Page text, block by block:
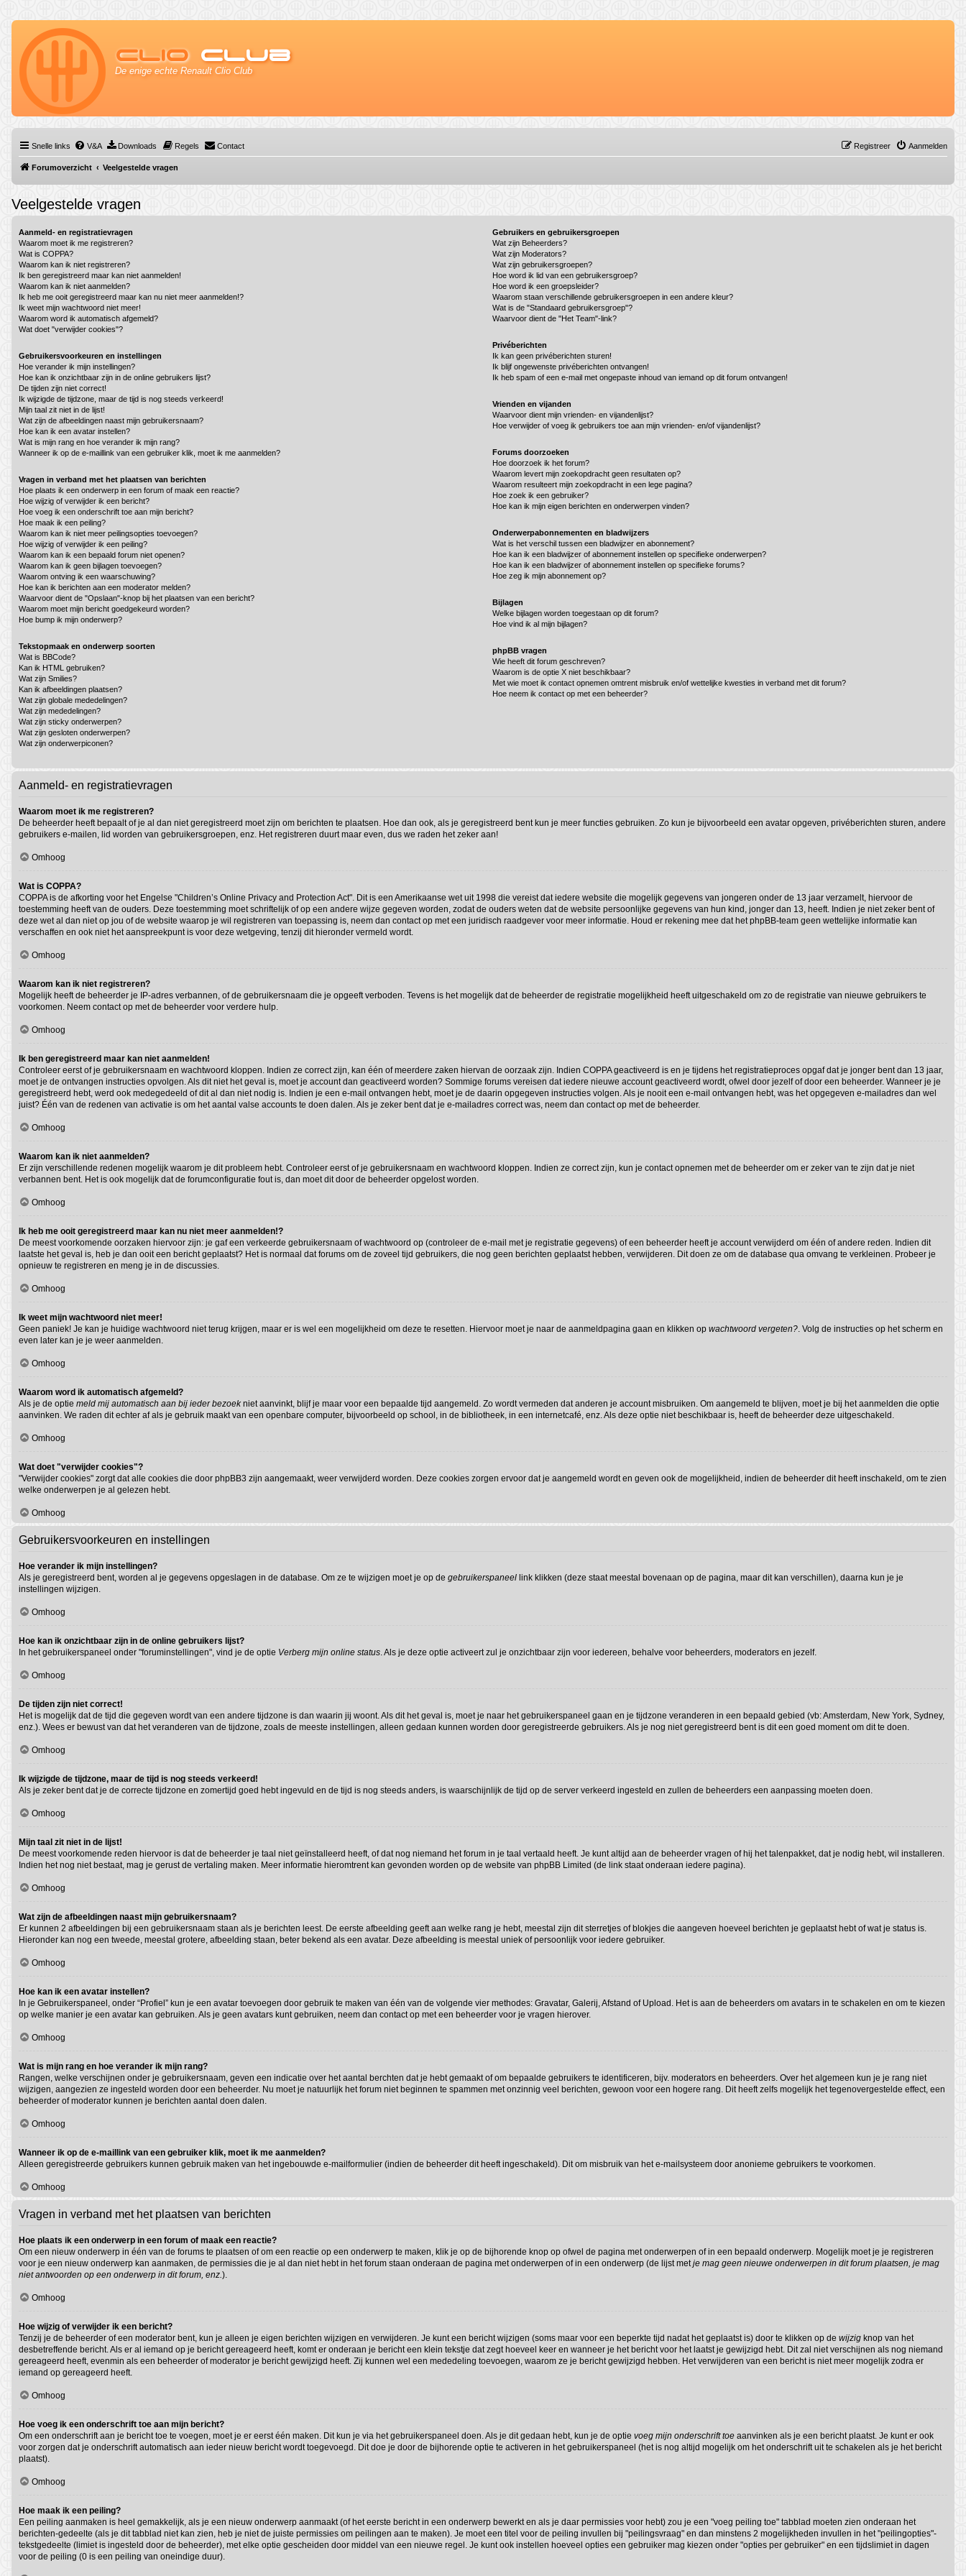
Clio Club
De enige echte Renault Clio Club
Snelle links V&A Downloads Regels Contact Aanmelden
Registreer
Forumoverzicht Veelgestelde vragen
Veelgestelde vragen
Aanmeld- en registratievragen
Waarom moet ik me registreren?
Wat is COPPA?
Waarom kan ik niet registreren?
Ik ben geregistreerd maar kan niet aanmelden!
Waarom kan ik niet aanmelden?
Ik heb me ooit geregistreerd maar kan nu niet meer aanmelden!?
Ik weet mijn wachtwoord niet meer!
Waarom word ik automatisch afgemeld?
Wat doet "verwijder cookies"?
Gebruikersvoorkeuren en instellingen
Hoe verander ik mijn instellingen?
Hoe kan ik onzichtbaar zijn in de online gebruikers lijst?
De tijden zijn niet correct!
Ik wijzigde de tijdzone, maar de tijd is nog steeds verkeerd!
Mijn taal zit niet in de lijst!
Wat zijn de afbeeldingen naast mijn gebruikersnaam?
Hoe kan ik een avatar instellen?
Wat is mijn rang en hoe verander ik mijn rang?
Wanneer ik op de e-maillink van een gebruiker klik, moet ik me aanmelden?
Vragen in verband met het plaatsen van berichten
Hoe plaats ik een onderwerp in een forum of maak een reactie?
Hoe wijzig of verwijder ik een bericht?
Hoe voeg ik een onderschrift toe aan mijn bericht?
Hoe maak ik een peiling?
Waarom kan ik niet meer peilingsopties toevoegen?
Hoe wijzig of verwijder ik een peiling?
Waarom kan ik een bepaald forum niet openen?
Waarom kan ik geen bijlagen toevoegen?
Waarom ontving ik een waarschuwing?
Hoe kan ik berichten aan een moderator melden?
Waarvoor dient de "Opslaan"-knop bij het plaatsen van een bericht?
Waarom moet mijn bericht goedgekeurd worden?
Hoe bump ik mijn onderwerp?
Tekstopmaak en onderwerp soorten
Wat is BBCode?
Kan ik HTML gebruiken?
Wat zijn Smilies?
Kan ik afbeeldingen plaatsen?
Wat zijn globale mededelingen?
Wat zijn mededelingen?
Wat zijn sticky onderwerpen?
Wat zijn gesloten onderwerpen?
Wat zijn onderwerpiconen?
Gebruikers en gebruikersgroepen
Wat zijn Beheerders?
Wat zijn Moderators?
Wat zijn gebruikersgroepen?
Hoe word ik lid van een gebruikersgroep?
Hoe word ik een groepsleider?
Waarom staan verschillende gebruikersgroepen in een andere kleur?
Wat is de "Standaard gebruikersgroep"?
Waarvoor dient de "Het Team"-link?
Privéberichten
Ik kan geen privéberichten sturen!
Ik blijf ongewenste privéberichten ontvangen!
Ik heb spam of een e-mail met ongepaste inhoud van iemand op dit forum ontvangen!
Vrienden en vijanden
Waarvoor dient mijn vrienden- en vijandenlijst?
Hoe verwijder of voeg ik gebruikers toe aan mijn vrienden- en/of vijandenlijst?
Forums doorzoeken
Hoe doorzoek ik het forum?
Waarom levert mijn zoekopdracht geen resultaten op?
Waarom resulteert mijn zoekopdracht in een lege pagina?
Hoe zoek ik een gebruiker?
Hoe kan ik mijn eigen berichten en onderwerpen vinden?
Onderwerpabonnementen en bladwijzers
Wat is het verschil tussen een bladwijzer en abonnement?
Hoe kan ik een bladwijzer of abonnement instellen op specifieke onderwerpen?
Hoe kan ik een bladwijzer of abonnement instellen op specifieke forums?
Hoe zeg ik mijn abonnement op?
Bijlagen
Welke bijlagen worden toegestaan op dit forum?
Hoe vind ik al mijn bijlagen?
phpBB vragen
Wie heeft dit forum geschreven?
Waarom is de optie X niet beschikbaar?
Met wie moet ik contact opnemen omtrent misbruik en/of wettelijke kwesties in verband met dit forum?
Hoe neem ik contact op met een beheerder?
Aanmeld- en registratievragen
Waarom moet ik me registreren?
De beheerder heeft bepaalt of je al dan niet geregistreerd moet zijn om berichten te plaatsen. Hoe dan ook, als je geregistreerd bent kun je meer functies gebruiken. Zo kun je bijvoorbeeld een avatar opgeven, privéberichten sturen, andere
gebruikers e-mailen, lid worden van gebruikersgroepen, enz. Het registreren duurt maar even, dus we raden het zeker aan!
Omhoog
Wat is COPPA?
COPPA is de afkorting voor het Engelse "Children’s Online Privacy and Protection Act". Dit is een Amerikaanse wet uit 1998 die vereist dat iedere website die mogelijk gegevens van jongeren onder de 13 jaar verzamelt, hiervoor de
toestemming heeft van de ouders. Deze toestemming moet schriftelijk of op een andere wijze gegeven worden, zodat de ouders weten dat de website persoonlijke gegevens van hun kind, jonger dan 13, heeft. Indien je niet zeker bent of
deze wet al dan niet op jou of de website waarop je wil registreren van toepassing is, neem dan contact op met een juridisch raadgever voor meer informatie. Houd er rekening mee dat het phpBB-team geen wettelijke informatie kan
verschaffen en ook niet het aanspreekpunt is voor deze wetgeving, tenzij dit hieronder vermeld wordt.
Omhoog
Waarom kan ik niet registreren?
Mogelijk heeft de beheerder je IP-adres verbannen, of de gebruikersnaam die je opgeeft verboden. Tevens is het mogelijk dat de beheerder de registratie mogelijkheid heeft uitgeschakeld om zo de registratie van nieuwe gebruikers te
voorkomen. Neem contact op met de beheerder voor verdere hulp.
Omhoog
Ik ben geregistreerd maar kan niet aanmelden!
Controleer eerst of je gebruikersnaam en wachtwoord kloppen. Indien ze correct zijn, kan één of meerdere zaken hiervan de oorzaak zijn. Indien COPPA geactiveerd is en je tijdens het registratieproces opgaf dat je jonger bent dan 13 jaar,
moet je de ontvangen instructies opvolgen. Als dit niet het geval is, moet je account dan geactiveerd worden? Sommige forums vereisen dat iedere nieuwe account geactiveerd wordt, ofwel door jezelf of door een beheerder. Wanneer je je
geregistreerd hebt, werd ook medegedeeld of dit al dan niet nodig is. Indien je een e-mail ontvangen hebt, moet je de daarin opgegeven instructies volgen. Als je nooit een e-mail ontvangen hebt, was het opgegeven e-mailadres dan wel
juist? Één van de redenen van activatie is om het aantal valse accounts te doen dalen. Als je zeker bent dat je e-mailadres correct was, neem dan contact op met de beheerder.
Omhoog
Waarom kan ik niet aanmelden?
Er zijn verschillende redenen mogelijk waarom je dit probleem hebt. Controleer eerst of je gebruikersnaam en wachtwoord kloppen. Indien ze correct zijn, kun je contact opnemen met de beheerder om er zeker van te zijn dat je niet
verbannen bent. Het is ook mogelijk dat de forumconfiguratie fout is, dan moet dit door de beheerder opgelost worden.
Omhoog
Ik heb me ooit geregistreerd maar kan nu niet meer aanmelden!?
De meest voorkomende oorzaken hiervoor zijn: je gaf een verkeerde gebruikersnaam of wachtwoord op (controleer de e-mail met je registratie gegevens) of een beheerder heeft je account verwijderd om één of andere reden. Indien dit
laatste het geval is, heb je dan ooit een bericht geplaatst? Het is normaal dat forums om de zoveel tijd gebruikers, die nog geen berichten geplaatst hebben, verwijderen. Dit doen ze om de database qua omvang te verkleinen. Probeer je
opnieuw te registreren en meng je in de discussies.
Omhoog
Ik weet mijn wachtwoord niet meer!
Geen paniek! Je kan je huidige wachtwoord niet terug krijgen, maar er is wel een mogelijkheid om deze te resetten. Hiervoor moet je naar de aanmeldpagina gaan en klikken op wachtwoord vergeten?. Volg de instructies op het scherm en
even later kan je je weer aanmelden.
Omhoog
Waarom word ik automatisch afgemeld?
Als je de optie meld mij automatisch aan bij ieder bezoekniet aanvinkt, blijf je maar voor een bepaalde tijd aangemeld. Zo wordt vermeden dat anderen je account misbruiken. Om aangemeld te blijven, moet je bij het aanmelden die optie
aanvinken. We raden dit echter af als je gebruik maakt van een openbare computer, bijvoorbeeld op school, in de bibliotheek, in een internetcafé, enz. Als deze optie niet beschikbaar is, heeft de beheerder deze uitgeschakeld.
Omhoog
Wat doet "verwijder cookies"?
"Verwijder cookies" zorgt dat alle cookies die door phpBB3 zijn aangemaakt, weer verwijderd worden. Deze cookies zorgen ervoor dat je aangemeld wordt en geven ook de mogelijkheid, indien de beheerder dit heeft inschakeld, om te zien
welke onderwerpen je al gelezen hebt.
Omhoog
Gebruikersvoorkeuren en instellingen
Hoe verander ik mijn instellingen?
Als je geregistreerd bent, worden al je gegevens opgeslagen in de database. Om ze te wijzigen moet je op de gebruikerspaneel link klikken (deze staat meestal bovenaan op de pagina, maar dit kan verschillen), daarna kun je je
instellingen wijzigen.
Omhoog
Hoe kan ik onzichtbaar zijn in de online gebruikers lijst?
In het gebruikerspaneel onder "foruminstellingen", vind je de optie Verberg mijn online status. Als je deze optie activeert zul je onzichtbaar zijn voor iedereen, behalve voor beheerders, moderators en jezelf.
Omhoog
De tijden zijn niet correct!
Het is mogelijk dat de tijd die gegeven wordt van een andere tijdzone is dan waarin jij woont. Als dit het geval is, moet je naar het gebruikerspaneel gaan en je tijdzone veranderen in een bepaald gebied (vb: Amsterdam, New York, Sydney,
enz.). Wees er bewust van dat het veranderen van de tijdzone, zoals de meeste instellingen, alleen gedaan kunnen worden door geregistreerde gebruikers. Als je nog niet geregistreerd bent is dit een goed moment om dit te doen.
Omhoog
Ik wijzigde de tijdzone, maar de tijd is nog steeds verkeerd!
Als je zeker bent dat je de correcte tijdzone en zomertijd goed hebt ingevuld en de tijd is nog steeds anders, is waarschijnlijk de tijd op de server verkeerd ingesteld en zullen de beheerders een aanpassing moeten doen.
Omhoog
Mijn taal zit niet in de lijst!
De meest voorkomende reden hiervoor is dat de beheerder je taal niet geïnstalleerd heeft, of dat nog niemand het forum in je taal vertaald heeft. Je kunt altijd aan de beheerder vragen of hij het talenpakket, dat je nodig hebt, wil installeren.
Indien het nog niet bestaat, mag je gerust de vertaling maken. Meer informatie hieromtrent kan gevonden worden op de website van phpBB Limited (de link staat onderaan iedere pagina).
Omhoog
Wat zijn de afbeeldingen naast mijn gebruikersnaam?
Er kunnen 2 afbeeldingen bij een gebruikersnaam staan als je berichten leest. De eerste afbeelding geeft aan welke rang je hebt, meestal zijn dit sterretjes of blokjes die aangeven hoeveel berichten je geplaatst hebt of wat je status is.
Hieronder kan nog een tweede, meestal grotere, afbeelding staan, beter bekend als een avatar. Deze afbeelding is meestal uniek of persoonlijk voor iedere gebruiker.
Omhoog
Hoe kan ik een avatar instellen?
In je Gebruikerspaneel, onder “Profiel” kun je een avatar toevoegen door gebruik te maken van één van de volgende vier methodes: Gravatar, Galerij, Afstand of Upload. Het is aan de beheerders om avatars in te schakelen en om te kiezen
op welke manier je een avatar kan gebruiken. Als je geen avatars kunt gebruiken, neem dan contact op met een beheerder voor je vragen hierover.
Omhoog
Wat is mijn rang en hoe verander ik mijn rang?
Rangen, welke verschijnen onder je gebruikersnaam, geven een indicatie over het aantal berchten dat je hebt gemaakt of om bepaalde gebruikers te identificeren, bijv. moderators en beheerders. Over het algemeen kun je je rang niet
wijzigen, aangezien ze ingesteld worden door een beheerder. Nu moet je natuurlijk het forum niet beginnen te spammen met onzinnig veel berichten, gewoon voor een hogere rang. Dit heeft zelfs mogelijk het tegenovergestelde effect, een
beheerder of moderator kunnen je berichten aantal doen dalen.
Omhoog
Wanneer ik op de e-maillink van een gebruiker klik, moet ik me aanmelden?
Alleen geregistreerde gebruikers kunnen gebruik maken van het ingebouwde e-mailformulier (indien de beheerder dit heeft ingeschakeld). Dit om misbruik van het e-mailsysteem door anonieme gebruikers te voorkomen.
Omhoog
Vragen in verband met het plaatsen van berichten
Hoe plaats ik een onderwerp in een forum of maak een reactie?
Om een nieuw onderwerp in één van de forums te plaatsen of om een reactie op een onderwerp te maken, klik je op de bijhorende knop op ofwel de pagina met onderwerpen of in een bepaald onderwerp. Mogelijk moet je je registreren
voor je een nieuw onderwerp kan aanmaken, de permissies die je al dan niet hebt in het forum staan onderaan de pagina met onderwerpen of in een onderwerp (de lijst metje mag geen nieuwe onderwerpen in dit forum plaatsen, je mag
niet antwoorden op een onderwerp in dit forum, enz.).
Omhoog
Hoe wijzig of verwijder ik een bericht?
Tenzij je de beheerder of een moderator bent, kun je alleen je eigen berichten wijzigen en verwijderen. Je kunt een bericht wijzigen (soms maar voor een beperkte tijd nadat het geplaatst is) door te klikken op de wijzig knop van het
desbetreffende bericht. Als er al iemand op je bericht gereageerd heeft, komt er onderaan je bericht een klein tekstje dat zegt hoeveel keer en wanneer je het bericht voor het laatst je gewijzigd hebt. Dit zal niet verschijnen als nog niemand
gereageerd heeft, evenmin als een beheerder of moderator je bericht gewijzigd heeft. Zij kunnen wel een mededeling toevoegen, waarom ze je bericht gewijzigd hebben. Het verwijderen van een bericht is niet meer mogelijk zodra er
iemand op gereageerd heeft.
Omhoog
Hoe voeg ik een onderschrift toe aan mijn bericht?
Om een onderschrift aan je bericht toe te voegen, moet je er eerst één maken. Dit kun je via het gebruikerspaneel doen. Als je dit gedaan hebt, kun je de optie voeg mijn onderschrift toe aanvinken als je een bericht plaatst. Je kunt er ook
voor zorgen dat je onderschrift automatisch aan ieder nieuw bericht wordt toegevoegd. Dit doe je door de bijhorende optie te activeren in het gebruikerspaneel (het is nog altijd mogelijk om het onderschrift uit te schakelen als je het bericht
plaatst).
Omhoog
Hoe maak ik een peiling?
Een peiling aanmaken is heel gemakkelijk, als je een nieuw onderwerp aanmaakt (of het eerste bericht in een onderwerp bewerkt en als je daar permissies voor hebt) zou je een "voeg peiling toe" tabblad moeten zien onderaan het
berichten-gedeelte (als je dit tabblad niet kan zien, heb je niet de juiste permissies om peilingen aan te maken). Je moet een titel voor de peiling invullen bij "peilingsvraag" en dan minstens 2 mogelijkheden invullen in het "peilingopties"-
tekstgedeelte (limiet is ingesteld door de beheerder), met elke optie gescheiden door middel van een nieuwe regel. Je kunt ook instellen hoeveel opties een gebruiker mag kiezen onder "opties per gebruiker" en een tijdslimiet in dagen
voor de peiling (0 is een peiling van oneindige duur).